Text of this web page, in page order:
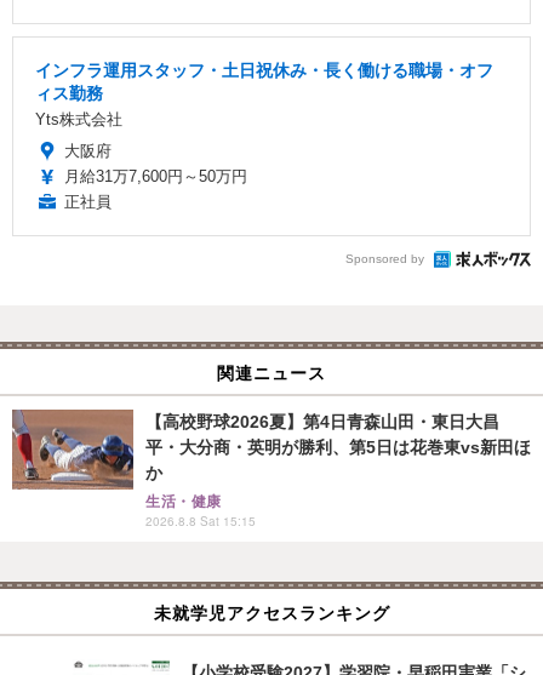
インフラ運用スタッフ・土日祝休み・長く働ける職場・オフ
ィス勤務
Yts株式会社
大阪府
月給31万7,600円～50万円
正社員
Sponsored by
関連ニュース
【高校野球2026夏】第4日青森山田・東日大昌
平・大分商・英明が勝利、第5日は花巻東vs新田ほ
か
生活・健康
2026.8.8 Sat 15:15
未就学児アクセスランキング
【小学校受験2027】学習院・早稲田実業「シ